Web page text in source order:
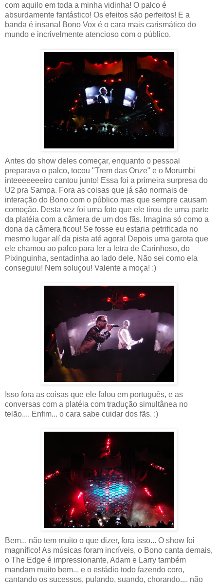
com aquilo em toda a minha vidinha! O palco é
absurdamente fantástico! Os efeitos são perfeitos! E a
banda é insana! Bono Vox é o cara mais carismático do
mundo e incrivelmente atencioso com o público.
Antes do show deles começar, enquanto o pessoal
preparava o palco, tocou "Trem das Onze" e o Morumbi
inteeeeeeeiro cantou junto! Essa foi a primeira surpresa do
U2 pra Sampa. Fora as coisas que já são normais de
interação do Bono com o público mas que sempre causam
comoção. Desta vez foi uma foto que ele tirou de uma parte
da platéia com a câmera de um dos fãs. Imagina só como a
dona da câmera ficou! Se fosse eu estaria petrificada no
mesmo lugar alí da pista até agora! Depois uma garota que
ele chamou ao palco para ler a letra de Carinhoso, do
Pixinguinha, sentadinha ao lado dele. Não sei como ela
conseguiu! Nem soluçou! Valente a moça! :)
Isso fora as coisas que ele falou em português, e as
conversas com a platéia com tradução simultânea no
telão.... Enfim... o cara sabe cuidar dos fãs. :)
Bem... não tem muito o que dizer, fora isso... O show foi
magnífico! As músicas foram incríveis, o Bono canta demais,
o The Edge é impressionante, Adam e Larry também
mandam muito bem... e o estádio todo fazendo coro,
cantando os sucessos, pulando, suando, chorando.... não